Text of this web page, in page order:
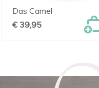
Das Camel
€ 39,95